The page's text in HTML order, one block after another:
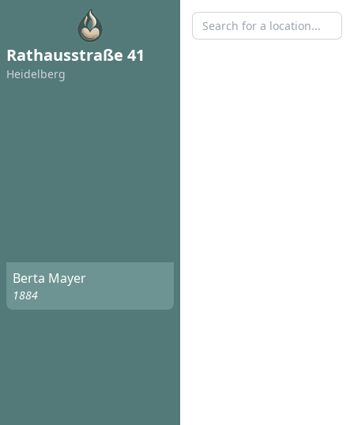
Rathausstraße 41
Heidelberg
Berta Mayer
1884